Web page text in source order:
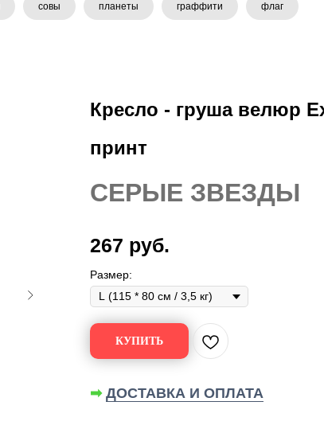
совы планеты граффити флаг
Кресло - груша велюр
принт
СЕРЫЕ ЗВЕЗДЫ
267 руб.
Размер:
КУПИТЬ
➡ ДОСТАВКА И ОПЛАТА